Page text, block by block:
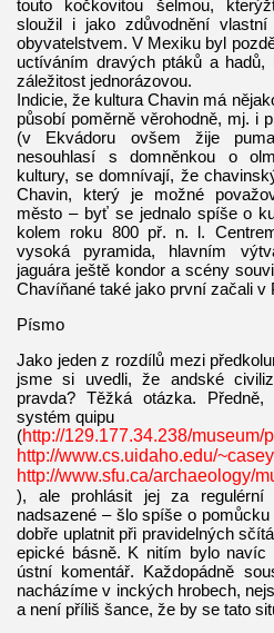
touto kočkovitou šelmou,
sloužil i jako zdůvodnění vlastní
obyvatelstvem. V Mexiku byl
uctíváním dravých ptáků a
záležitost jednorázovou.
Indicie, že kultura Chavin má
působí poměrně věrohodně, mj. i
(v Ekvádoru ovšem žije
nesouhlasí s domněnkou o
kultury, se domnívají, že
Chavin, který je možné
město – byť se jednalo spíše o
kolem roku 800 př. n. l.
vysoká pyramida, hlavním
jaguára ještě kondor a scény
Chavíňané také jako první začali v
Písmo
Jako jeden z rozdílů mezi
jsme si uvedli, že andské
pravda? Těžká otázka.
systém quipu
(http://129.177.34.238/museum/
http://www.cs.uidaho.edu/
http://www.sfu.ca/archaeology/
), ale prohlásit jej za regulérní
nadsazené – šlo spíše o
dobře uplatnit při pravidelných
epické básně. K nitím bylo navíc
ústní komentář. Každopádně
nacházíme v inckých hrobech,
a není příliš šance, že by se tato